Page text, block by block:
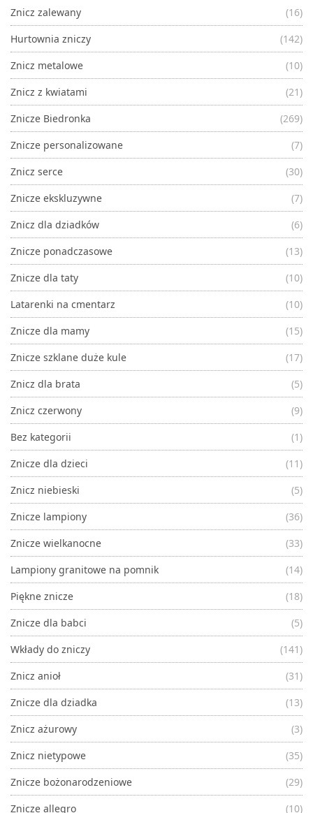
Znicz zalewany
(16)
Hurtownia zniczy
(142)
Znicz metalowe
(10)
Znicz z kwiatami
(21)
Znicze Biedronka
(269)
Znicze personalizowane
(7)
Znicz serce
(30)
Znicze ekskluzywne
(7)
Znicz dla dziadków
(6)
Znicze ponadczasowe
(13)
Znicze dla taty
(10)
Latarenki na cmentarz
(10)
Znicze dla mamy
(15)
Znicze szklane duże kule
(17)
Znicz dla brata
(5)
Znicz czerwony
(9)
Bez kategorii
(1)
Znicze dla dzieci
(11)
Znicz niebieski
(5)
Znicze lampiony
(36)
Znicze wielkanocne
(33)
Lampiony granitowe na pomnik
(14)
Piękne znicze
(18)
Znicze dla babci
(5)
Wkłady do zniczy
(141)
Znicz anioł
(31)
Znicze dla dziadka
(13)
Znicz ażurowy
(3)
Znicz nietypowe
(35)
Znicze bożonarodzeniowe
(29)
Znicze allegro
(10)